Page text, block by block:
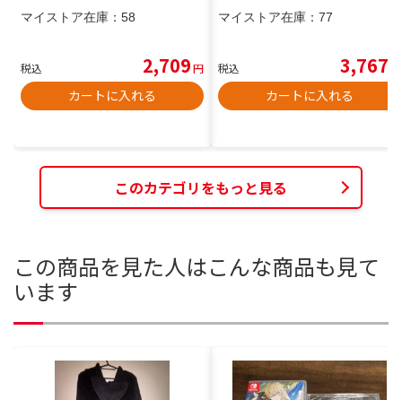
マイストア在庫： 58
税込 2,709円
カートに入れる
マイストア在庫： 77
税込 3,767
カートに入れる
このカテゴリをもっと見る
この商品を見た人はこんな商品も見て
います